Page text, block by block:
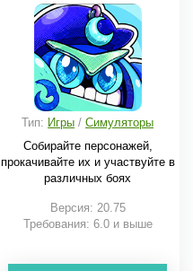
Тип: Игры /Симуляторы
Собирайте персонажей,
прокачивайте их и участвуйте в
различных боях
Версия: 20.75
Требования: 6.0 и выше